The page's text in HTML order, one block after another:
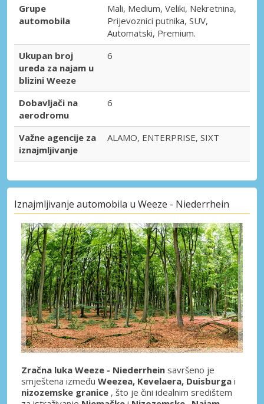
Grupe
automobila
Mali, Medium, Veliki, Nekretnina,
Prijevoznici putnika, SUV,
Automatski, Premium.
Ukupan broj
ureda za najam u
blizini Weeze
6
Dobavljači na
aerodromu
6
Važne agencije za
iznajmljivanje
ALAMO, ENTERPRISE, SIXT
Iznajmljivanje automobila u Weeze - Niederrhein
Zračna luka Weeze - Niederrhein savršeno je
smještena između Weezea, Kevelaera, Duisburga i
nizozemske granice , što je čini idealnim središtem